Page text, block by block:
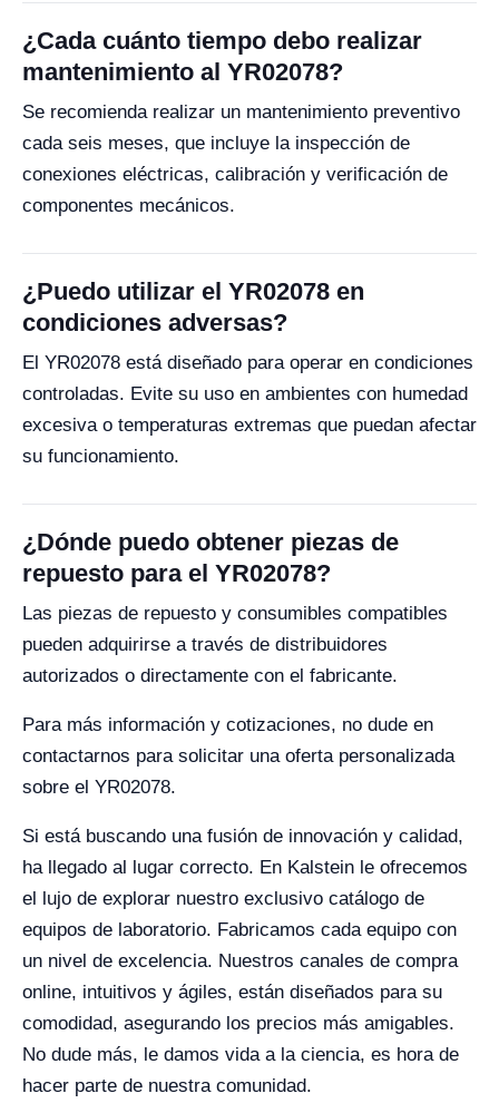
¿Cada cuánto tiempo debo realizar
mantenimiento al YR02078?
Se recomienda realizar un mantenimiento preventivo
cada seis meses, que incluye la inspección de
conexiones eléctricas, calibración y verificación de
componentes mecánicos.
¿Puedo utilizar el YR02078 en
condiciones adversas?
El YR02078 está diseñado para operar en condiciones
controladas. Evite su uso en ambientes con humedad
excesiva o temperaturas extremas que puedan afectar
su funcionamiento.
¿Dónde puedo obtener piezas de
repuesto para el YR02078?
Las piezas de repuesto y consumibles compatibles
pueden adquirirse a través de distribuidores
autorizados o directamente con el fabricante.
Para más información y cotizaciones, no dude en
contactarnos para solicitar una oferta personalizada
sobre el YR02078.
Si está buscando una fusión de innovación y calidad,
ha llegado al lugar correcto. En Kalstein le ofrecemos
el lujo de explorar nuestro exclusivo catálogo de
equipos de laboratorio. Fabricamos cada equipo con
un nivel de excelencia. Nuestros canales de compra
online, intuitivos y ágiles, están diseñados para su
comodidad, asegurando los precios más amigables.
No dude más, le damos vida a la ciencia, es hora de
hacer parte de nuestra comunidad.